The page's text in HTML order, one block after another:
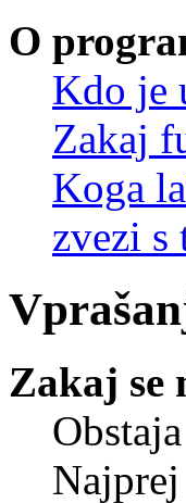
O
Kdo je
Zakaj
Koga
zvezi s
Zakaj se